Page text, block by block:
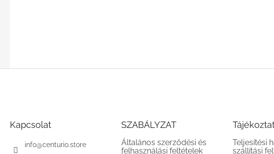
Kapcsolat
info@centurio.store
SZABÁLYZAT
Általános szerződési és
felhasználási feltételek
Teljesítési
szállítási